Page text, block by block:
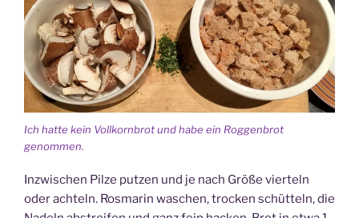
Ich hatte kein Vollkornbrot und habe ein Roggenbrot
genommen.
Inzwischen Pilze putzen und je nach Größe vierteln
oder achteln. Rosmarin waschen, trocken schütteln, die